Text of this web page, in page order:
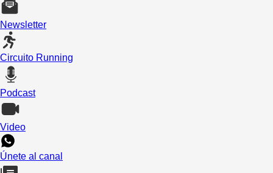
Newsletter
Circuito Running
Podcast
Video
Únete al canal